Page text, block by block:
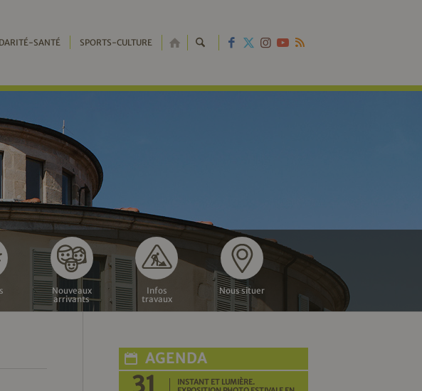
SANTÉ SPORTS-CULTURE RETOUR
Nouveaux
arrivants
Infos
travaux
Nous situer
AGENDA
INSTANT ET LUMIÈRE.